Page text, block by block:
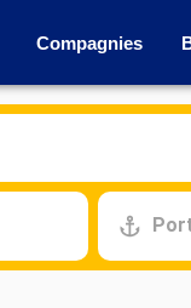
Compagnies